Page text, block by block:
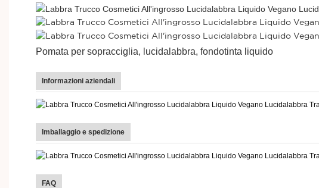
Pomata per sopracciglia, lucidalabbra, fondotinta liquido
Informazioni aziendali
Imballaggio e spedizione
FAQ